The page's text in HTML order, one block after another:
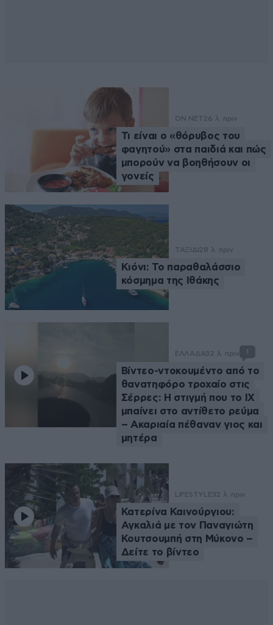
ON NET26 λ. πριν
Τι είναι ο «θόρυβος του
φαγητού» στα παιδιά και πώς
μπορούν να βοηθήσουν οι
γονείς
ΤΑΞΙΔΙ28 λ. πριν
Κιόνι: Το παραθαλάσσιο
κόσμημα της Ιθάκης
ΕΛΛΑΔΑ32 λ. πριν 1
Βίντεο-ντοκουμέντο από το
θανατηφόρο τροχαίο στις
Σέρρες: Η στιγμή που το ΙΧ
μπαίνει στο αντίθετο ρεύμα
– Ακαριαία πέθαναν γιος και
μητέρα
LIFESTYLE32 λ. πριν
Κατερίνα Καινούργιου:
Αγκαλιά με τον Παναγιώτη
Κουτσουμπή στη Μύκονο –
Δείτε το βίντεο